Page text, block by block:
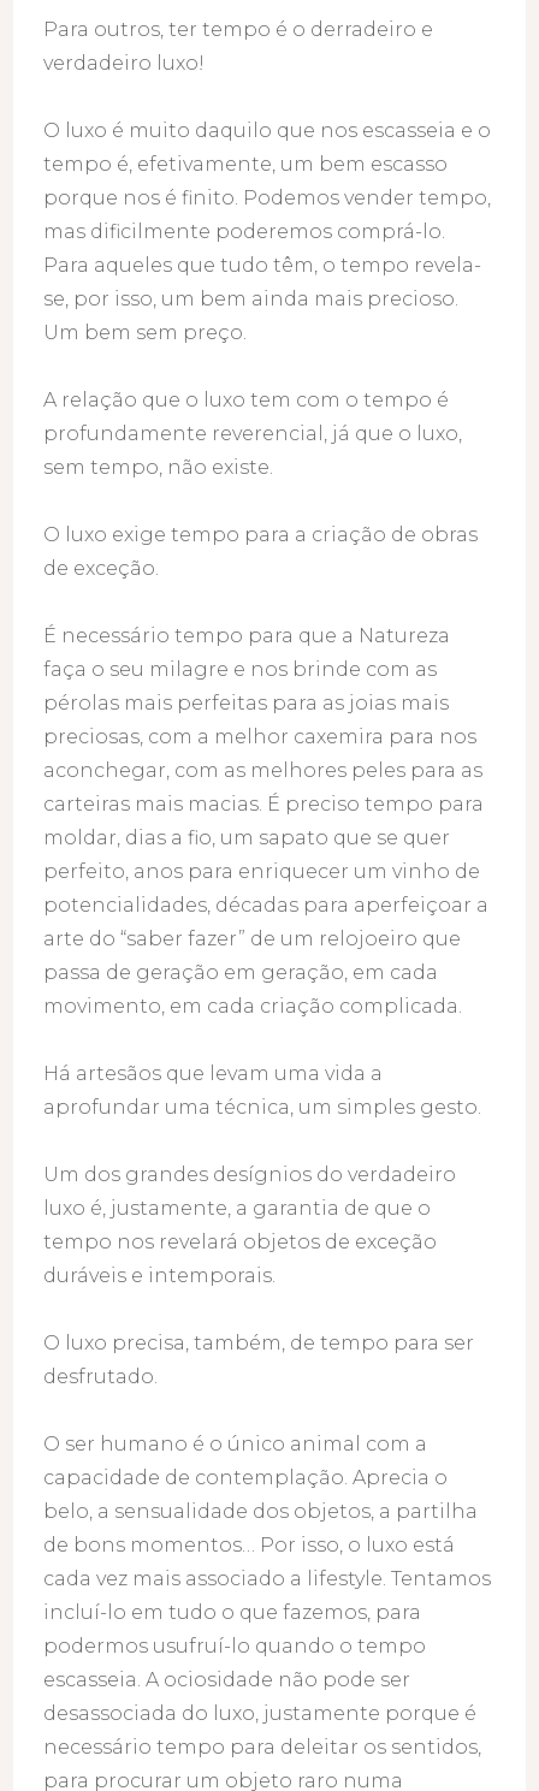
Para outros, ter tempo é o derradeiro e
verdadeiro luxo!
O luxo é muito daquilo que nos escasseia e o
tempo é, efetivamente, um bem escasso
porque nos é finito. Podemos vender tempo,
mas dificilmente poderemos comprá-lo.
Para aqueles que tudo têm, o tempo revela-
se, por isso, um bem ainda mais precioso.
Um bem sem preço.
A relação que o luxo tem com o tempo é
profundamente reverencial, já que o luxo,
sem tempo, não existe.
O luxo exige tempo para a criação de obras
de exceção.
É necessário tempo para que a Natureza
faça o seu milagre e nos brinde com as
pérolas mais perfeitas para as joias mais
preciosas, com a melhor caxemira para nos
aconchegar, com as melhores peles para as
carteiras mais macias. É preciso tempo para
moldar, dias a fio, um sapato que se quer
perfeito, anos para enriquecer um vinho de
potencialidades, décadas para aperfeiçoar a
arte do “saber fazer” de um relojoeiro que
passa de geração em geração, em cada
movimento, em cada criação complicada.
Há artesãos que levam uma vida a
aprofundar uma técnica, um simples gesto.
Um dos grandes desígnios do verdadeiro
luxo é, justamente, a garantia de que o
tempo nos revelará objetos de exceção
duráveis e intemporais.
O luxo precisa, também, de tempo para ser
desfrutado.
O ser humano é o único animal com a
capacidade de contemplação. Aprecia o
belo, a sensualidade dos objetos, a partilha
de bons momentos… Por isso, o luxo está
cada vez mais associado a lifestyle. Tentamos
incluí-lo em tudo o que fazemos, para
podermos usufruí-lo quando o tempo
escasseia. A ociosidade não pode ser
desassociada do luxo, justamente porque é
necessário tempo para deleitar os sentidos,
para procurar um objeto raro numa